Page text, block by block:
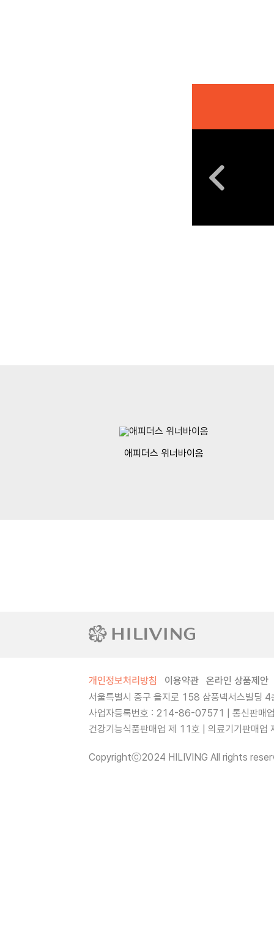
애피더스 위너바이옴
개인정보처리방침 이용약관
온라인 상품제안
서울특별시 중구 을지로 158 삼풍넥서스빌딩
사업자등록번호 : 214-86-07571 | 통신판매
건강기능식품판매업 제 11호 | 의료기기판매
Copyrightⓒ2024 HILIVING All rights